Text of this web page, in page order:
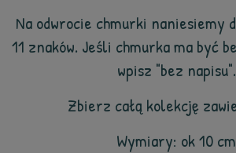
Na odwrocie chmurki naniesiemy
11 znaków. Jeśli chmurka ma być
wpisz "bez napisu".
Zbierz całą kolekcję
Wymiary: ok 10 cm